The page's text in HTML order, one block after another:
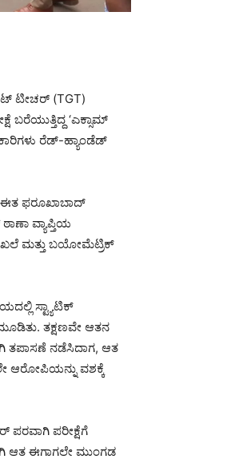
ಟೀಚರ್ (TGT)
‘ಎಕ್ಸಾಮ್
ರೆಡ್-ಹ್ಯಾಂಡೆಡ್
ಈತ ಫರೂಖಾಬಾದ್
ವ್ಯಾಪ್ತಿಯ
ಮತ್ತು ಬಯೋಮೆಟ್ರಿಕ್
ಸ್ಟ್ಯಾಟಿಕ್
ತಕ್ಷಣವೇ ಆತನ
ತಪಾಸಣೆ ನಡೆಸಿದಾಗ, ಆತ
ಆರೋಪಿಯನ್ನು ವಶಕ್ಕೆ
ಪರವಾಗಿ ಪರೀಕ್ಷೆಗೆ
ಆತ ಈಗಾಗಲೇ ಮುಂಗಡ